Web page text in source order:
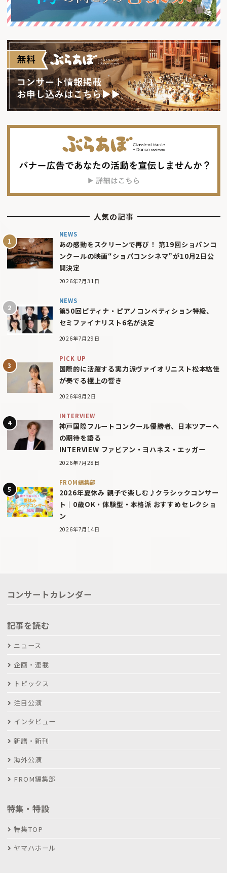
人気の記事
NEWS
あの感動をスクリーンで再び！ 第19回ショパンコ
ンクールの映画“ショパコンシネマ”が10月2日公
開決定
2026年7月31日
NEWS
第50回ピティナ・ピアノコンペティション特級、
セミファイナリスト6名が決定
2026年7月29日
PICK UP
国際的に活躍する実力派ヴァイオリニスト松本紘佳
が奏でる極上の響き
2026年8月2日
INTERVIEW
神戸国際フルートコンクール優勝者、日本ツアーへ
の期待を語る
INTERVIEW ファビアン・ヨハネス・エッガー
2026年7月28日
FROM編集部
2026年夏休み 親子で楽しむ♪クラシックコンサー
ト｜0歳OK・体験型・本格派 おすすめセレクショ
ン
2026年7月14日
コンサートカレンダー
記事を読む
ニュース
企画・連載
トピックス
注目公演
インタビュー
新譜・新刊
海外公演
FROM編集部
特集・特設
特集TOP
ヤマハホール